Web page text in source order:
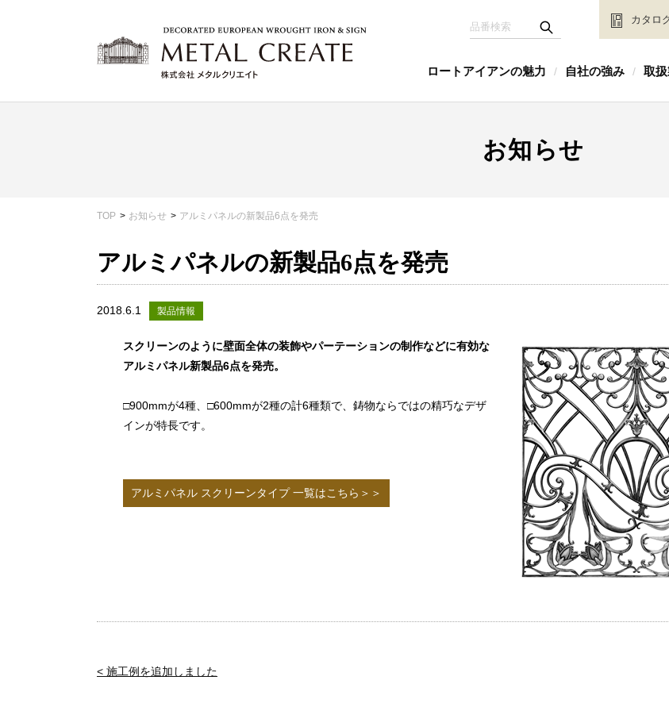
カタロ
ロートアイアンの魅力 / 自社の強み / 取
お知らせ
TOP お知らせ アルミパネルの新製品6点を発売
アルミパネルの新製品6点を発売
2018.6.1 製品情報
スクリーンのように壁面全体の装飾やパーテーションの制作などに有効な
アルミパネル新製品6点を発売。
□900mmが4種、□600mmが2種の計6種類で、鋳物ならではの精巧なデザ
インが特長です。
アルミパネル スクリーンタイプ 一覧はこちら＞＞
< 施工例を追加しました